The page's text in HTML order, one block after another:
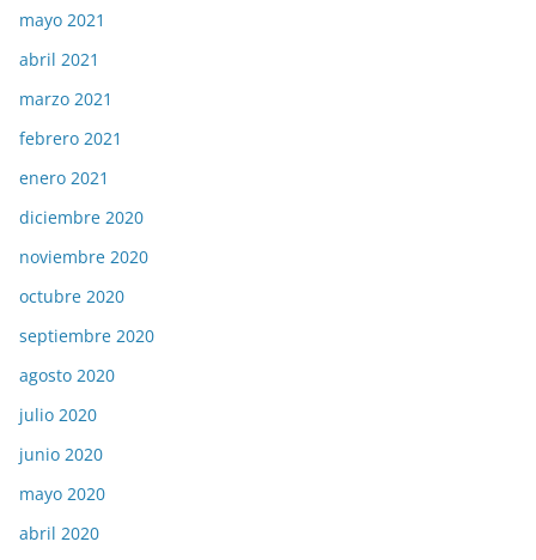
mayo 2021
abril 2021
marzo 2021
febrero 2021
enero 2021
diciembre 2020
noviembre 2020
octubre 2020
septiembre 2020
agosto 2020
julio 2020
junio 2020
mayo 2020
abril 2020